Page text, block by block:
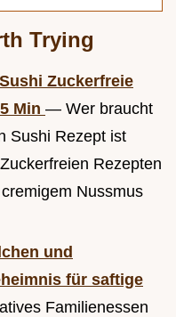
Trying
Zuckerfreie
Min — Wer braucht
Sushi Rezept ist
Rezepten
Nussmus
und
für saftige
Familienessen